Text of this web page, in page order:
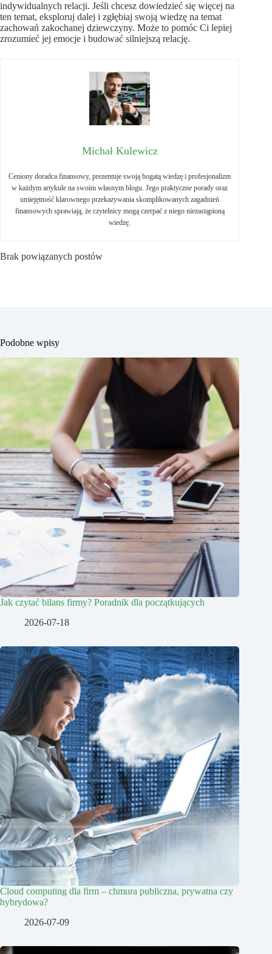
indywidualnych relacji. Jeśli chcesz dowiedzieć się więcej na
ten temat, eksploruj dalej i zgłębiaj swoją wiedzę na temat
zachowań zakochanej dziewczyny. Może to pomóc Ci lepiej
zrozumieć jej emocje i budować silniejszą relację.
Michał Kulewicz
Ceniony doradca finansowy, prezentuje swoją bogatą wiedzę i profesjonalizm
w każdym artykule na swoim własnym blogu. Jego praktyczne porady oraz
umiejętność klarownego przekazywania skomplikowanych zagadnień
finansowych sprawiają, że czytelnicy mogą czerpać z niego niezastąpioną
wiedzę.
Brak powiązanych postów
Podobne wpisy
Jak czytać bilans firmy? Poradnik dla początkujących
2026-07-18
Cloud computing dla firm – chmura publiczna, prywatna czy
hybrydowa?
2026-07-09